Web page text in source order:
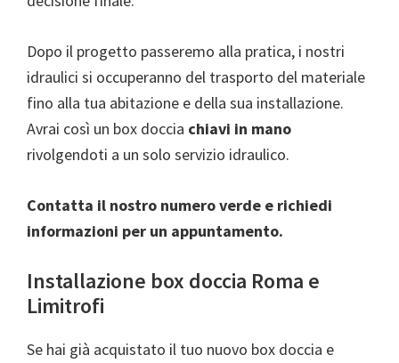
Dopo il progetto passeremo alla pratica, i nostri
idraulici si occuperanno del trasporto del materiale
fino alla tua abitazione e della sua installazione.
Avrai così un box doccia chiavi in mano
rivolgendoti a un solo servizio idraulico.
Contatta il nostro numero verde e richiedi
informazioni per un appuntamento.
Installazione box doccia Roma e
Limitrofi
Se hai già acquistato il tuo nuovo box doccia e